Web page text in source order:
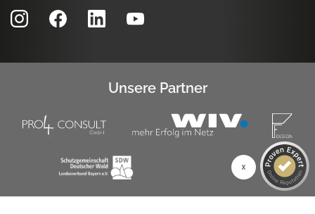
Unsere Partner
SEHR GUT
1k+ Kundenbewertungen
Authentizität
Bewertungen auf
ProvenExpert.com
740
Bewertungen von 7
anderen Quellen
Blick aufs ProvenExpert-Profil werfen
6.8.2026